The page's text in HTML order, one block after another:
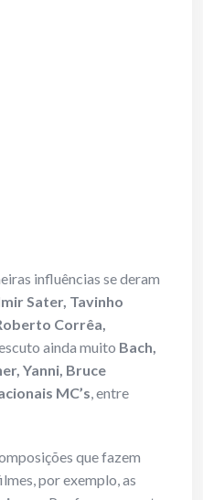
influências se deram
Sater, Tavinho
Corrêa,
ainda muito Bach,
Yanni, Bruce
MC’s, entre
que fazem
por exemplo, as